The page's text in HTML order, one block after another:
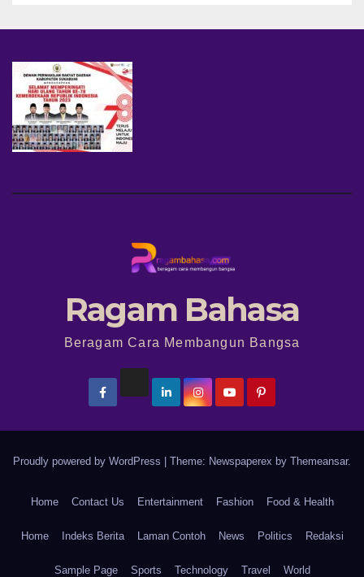
Ragam Bahasa
Beragam Cara Membangun Bangsa
Proudly powered by WordPress Theme: Newspaperex by Themeansar.
Home Contact Us Entertainment Fashion Food & Health
Home Indeks Berita Laman Contoh News Politics Redaksi
Sample Page Sports Technology Travel World